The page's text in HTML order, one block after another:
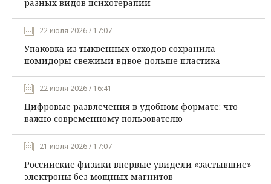
разных видов психотерапии
22 июля 2026 / 17:07
Упаковка из тыквенных отходов сохранила
помидоры свежими вдвое дольше пластика
22 июля 2026 / 16:41
Цифровые развлечения в удобном формате: что
важно современному пользователю
21 июля 2026 / 17:07
Российские физики впервые увидели «застывшие»
электроны без мощных магнитов